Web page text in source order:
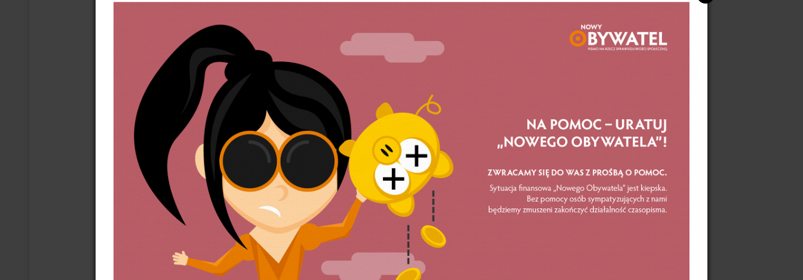
gospodarczych zawirowań międzynarodowych. Nawet Korea Północna dostanie
rykoszetem, jeśli np. światowe spowolnienie gospodarcze odbije się na jej relacjach
handlowych z Chinami.
Siła państwa w ramach tak zintegrowanego systemu wynika więc nie tylko ze zdolności
do kształtowania porządku wewnętrznego, ale także z umiejętności kreowania
skutecznej strategii w relacjach zewnętrznych. Jasne jest, że państwa silniejsze
gospodarczo mają przewagę, którą chcą wykorzystać. Nie oznacza to jednak, że narody
słabsze ekonomicznie są skazane na porażkę – bardzo wiele zależy od skuteczności ich
polityki, choć na starcie są na gorszej pozycji.
Bogate gospodarki usiłują kształtować globalną wymianę w taki sposób, by otwierać
handel na te obszary produkcji, w których są mocne, a zamykać na te, w których boją się
konkurencji ze strony słabszych uczestników. Właśnie dlatego w bogatym świecie
tak silnie chroniony jest sektor rolniczy. Silne ekonomicznie wspólnoty dążą również
do liberalizacji rynków surowców zużywanych w dużej ilości oraz tych o niezbyt dużych
zasobach, dzięki czemu mogą zapewnić sobie bardziej stabilne dostawy i niższe ceny.